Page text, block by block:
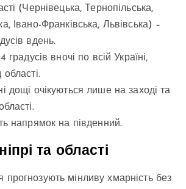
(Чернівецька, Тернопільська,
Івано-Франківська, Львівська) –
вдень.
градусів вночі по всій Україні,
дощі очікуються лише на заході та
напрямок на південний.
та області
прогнозують мінливу хмарність без